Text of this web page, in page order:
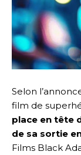
Selon
film de
place en tête
de sa sortie
Films Black